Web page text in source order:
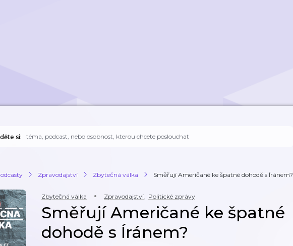
si:
Zpravodajství Zbytečná válka Směřují Američané ke špatné dohodě s Íránem?
Zbytečná válka Zpravodajství, Politické zprávy
Směřují Američané ke špatné
dohodě s Íránem?